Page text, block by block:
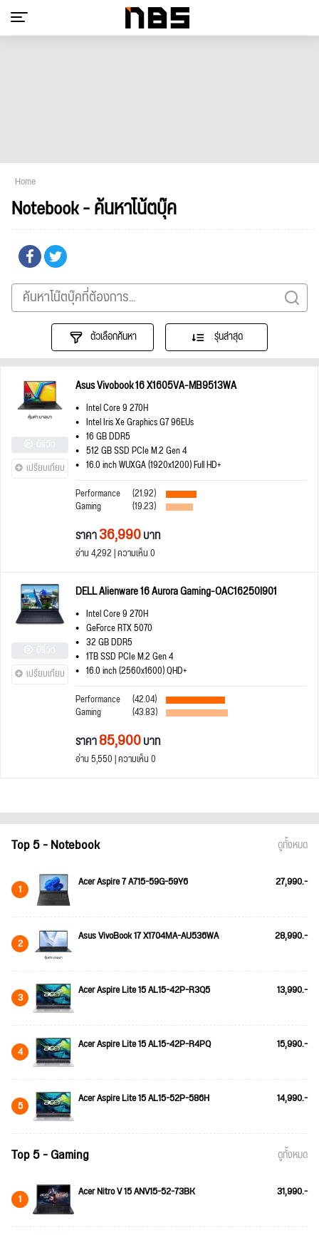
Home
Notebook - ค้นหาโน้ตบุ๊ค
ตัวเลือกค้นหา รุ่นล่าสุด
เปรียบเทียบ
Asus Vivobook 16 X1605VA-MB9513WA
Intel Core 9 270H
Intel Iris Xe Graphics G7 96EUs
16 GB DDR5
512 GB SSD PCIe M.2 Gen 4
16.0 inch WUXGA (1920x1200) Full HD+
Performance
(21.92)
Gaming (19.23)
ราคา36,990บาท
อ่าน 4,292 | ความเห็น 0
เปรียบเทียบ
DELL Alienware 16 Aurora Gaming-OAC16250I901
Intel Core 9 270H
GeForce RTX 5070
32 GB DDR5
1TB SSD PCIe M.2 Gen 4
16.0 inch (2560x1600) QHD+
Performance
(42.04)
Gaming (43.83)
ราคา85,900บาท
อ่าน 5,550 | ความเห็น 0
Top 5 - Notebook ดูทั้งหมด
1 Acer Aspire 7 A715-59G-59Y6 27,990.-
2 Asus VivoBook 17 X1704MA-AU536WA 28,990.-
3 Acer Aspire Lite 15 AL15-42P-R3Q5 13,990.-
4 Acer Aspire Lite 15 AL15-42P-R4PQ 15,990.-
5 Acer Aspire Lite 15 AL15-52P-586H 14,990.-
Top 5 - Gaming ดูทั้งหมด
1 Acer Nitro V 15 ANV15-52-73BK 31,990.-